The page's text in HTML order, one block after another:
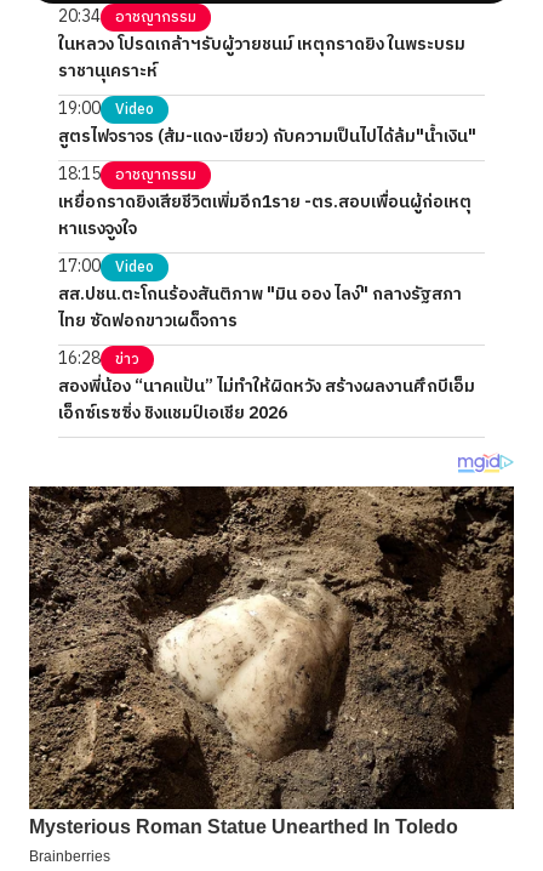
20:34 อาชญากรรม
ในหลวง โปรดเกล้าฯรับผู้วายชนม์ เหตุกราดยิง ในพระบรม
ราชานุเคราะห์
19:00
Video
สูตรไฟจราจร (ส้ม-แดง-เขียว) กับความเป็นไปได้ล้ม"น้ำเงิน"
18:15
อาชญากรรม
เหยื่อกราดยิงเสียชีวิตเพิ่มอีก1ราย -ตร.สอบเพื่อนผู้ก่อเหตุ
หาแรงจูงใจ
17:00
Video
สส.ปชน.ตะโกนร้องสันติภาพ "มิน ออง ไลง์" กลางรัฐสภา
ไทย ซัดฟอกขาวเผด็จการ
16:28
ข่าว
สองพี่น้อง “นาคแป้น” ไม่ทำให้ผิดหวัง สร้างผลงานศึกบีเอ็ม
เอ็กซ์เรซซิ่ง ชิงแชมป์เอเชีย 2026